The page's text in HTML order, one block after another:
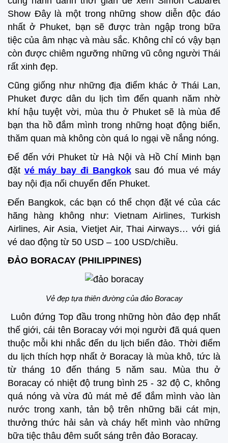
Show Đây là một trong những show diễn độc đáo
nhất ở Phuket, bạn sẽ được tràn ngập trong bữa
tiệc của âm nhạc và màu sắc. Không chỉ có vậy bạn
còn được chiêm ngưỡng những vũ công người Thái
rất xinh đẹp.
Cũng giống như những địa điểm khác ở Thái Lan,
Phuket được dân du lịch tìm đến quanh năm nhờ
khí hậu tuyệt vời, mùa thu ở Phuket sẽ là mùa để
bạn tha hồ đắm mình trong những hoạt động biển,
thăm quan mà không còn quá lo ngại về nắng nóng.
Để đến với Phuket từ Hà Nội và Hồ Chí Minh bạn
đặt vé máy bay đi Bangkoksau đó mua vé máy
bay nội địa nối chuyến đến Phuket.
Đến Bangkok, các bạn có thể chọn đặt vé của các
hãng hàng không như: Vietnam Airlines, Turkish
Airlines, Air Asia, Vietjet Air, Thai Airways… với giá
vé dao động từ 50 USD – 100 USD/chiều.
ĐẢO BORACAY (PHILIPPINES)
Vẻ đẹp tựa thiên đường của đảo Boracay
Luôn đứng Top đầu trong những hòn đảo đẹp nhất
thế giới, cái tên Boracay với mọi người đã quá quen
thuộc mỗi khi nhắc đến du lịch biển đảo. Thời điểm
du lịch thích hợp nhất ở Boracay là mùa khô, tức là
từ tháng 10 đến tháng 5 năm sau. Mùa thu ở
Boracay có nhiệt độ trung bình 25 - 32 độ C, không
quá nóng và vừa đủ mát mẻ để đắm mình vào làn
nước trong xanh, tản bộ trên những bãi cát mịn,
thưởng thức hải sản và cháy hết mình vào những
bữa tiệc thâu đêm suốt sáng trên đảo Boracay.